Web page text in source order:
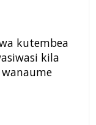
kutembea
kila